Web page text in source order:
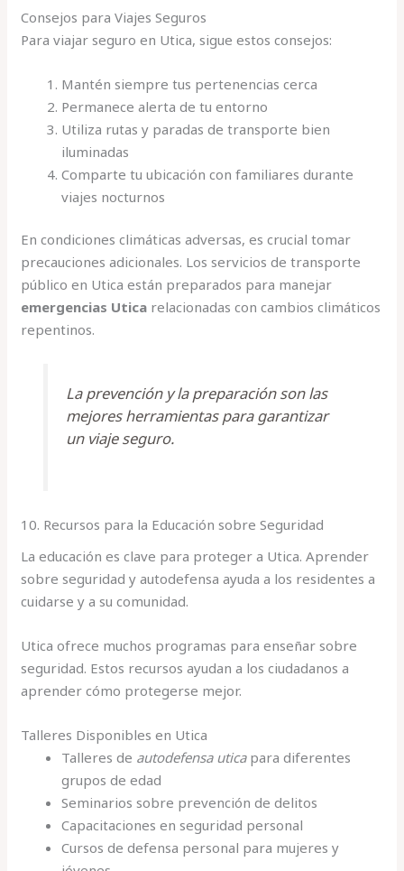
Consejos para Viajes Seguros
Para viajar seguro en Utica, sigue estos consejos:
Mantén siempre tus pertenencias cerca
Permanece alerta de tu entorno
Utiliza rutas y paradas de transporte bien
iluminadas
Comparte tu ubicación con familiares durante
viajes nocturnos
En condiciones climáticas adversas, es crucial tomar
precauciones adicionales. Los servicios de transporte
público en Utica están preparados para manejar
emergencias Utica relacionadas con cambios climáticos
repentinos.
La prevención y la preparación son las
mejores herramientas para garantizar
un viaje seguro.
10. Recursos para la Educación sobre Seguridad
La educación es clave para proteger a Utica. Aprender
sobre seguridad y autodefensa ayuda a los residentes a
cuidarse y a su comunidad.
Utica ofrece muchos programas para enseñar sobre
seguridad. Estos recursos ayudan a los ciudadanos a
aprender cómo protegerse mejor.
Talleres Disponibles en Utica
Talleres de autodefensa uticapara diferentes
grupos de edad
Seminarios sobre prevención de delitos
Capacitaciones en seguridad personal
Cursos de defensa personal para mujeres y